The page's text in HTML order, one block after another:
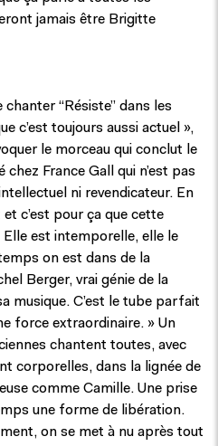
jamais être Brigitte
“Résiste” dans les
c’est toujours aussi actuel »,
le morceau qui conclut le
France Gall qui n’est pas
ni revendicateur. En
c’est pour ça que cette
est intemporelle, elle le
on est dans de la
Berger, vrai génie de la
musique. C’est le tube parfait
force extraordinaire. » Un
chantent toutes, avec
corporelles, dans la lignée de
comme Camille. Une prise
une forme de libération.
on se met à nu après tout